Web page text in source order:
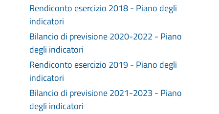
Rendiconto esercizio 2018 - Piano degli
indicatori
Bilancio di previsione 2020-2022 - Piano
degli indicatori
Rendiconto esercizio 2019 - Piano degli
indicatori
Bilancio di previsione 2021-2023 - Piano
degli indicatori